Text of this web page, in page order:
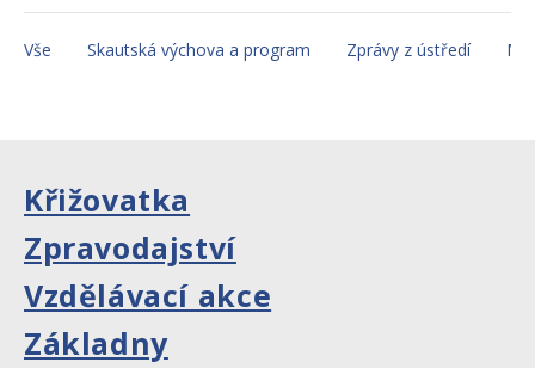
Vše Skautská výchova a program Zprávy z ústředí
Křižovatka
Zpravodajství
Vzdělávací akce
Základny